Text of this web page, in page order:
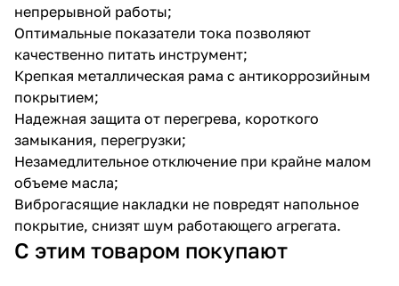
непрерывной работы;
Оптимальные показатели тока позволяют
качественно питать инструмент;
Крепкая металлическая рама с антикоррозийным
покрытием;
Надежная защита от перегрева, короткого
замыкания, перегрузки;
Незамедлительное отключение при крайне малом
объеме масла;
Виброгасящие накладки не повредят напольное
покрытие, снизят шум работающего агрегата.
С этим товаром покупают